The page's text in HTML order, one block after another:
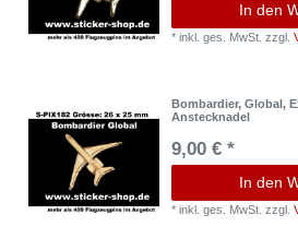
In den
*inkl. ges. MwSt. zzgl.
Bombardier, Global,
Anstecknadel
9,00 € *
In den
*inkl. ges. MwSt. zzgl.